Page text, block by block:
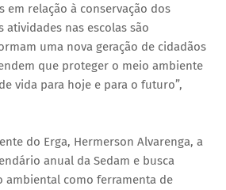
em relação à conservação dos
atividades nas escolas são
uma nova geração de cidadãos
que proteger o meio ambiente
vida para hoje e para o futuro”,
do Erga, Hermerson Alvarenga, a
anual da Sedam e busca
ambiental como ferramenta de